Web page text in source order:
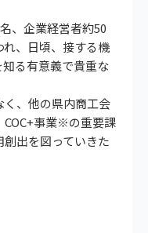
、企業経営者約50
、日頃、接する機
る有意義で貴重な
、他の県内商工会
COC+事業※の重要課
出を図っていきた